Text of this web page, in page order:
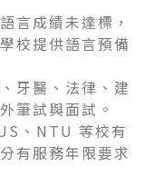
言成績未達標，
校提供語言預備
牙醫、法律、建
筆試與面試。
、NTU 等校有
有服務年限要求